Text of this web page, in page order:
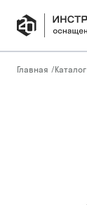
Главная /Каталог